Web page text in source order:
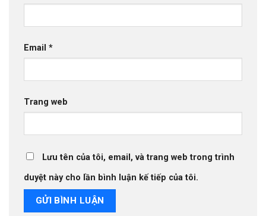
Email *
Trang web
Lưu tên của tôi, email, và trang web trong trình
duyệt này cho lần bình luận kế tiếp của tôi.